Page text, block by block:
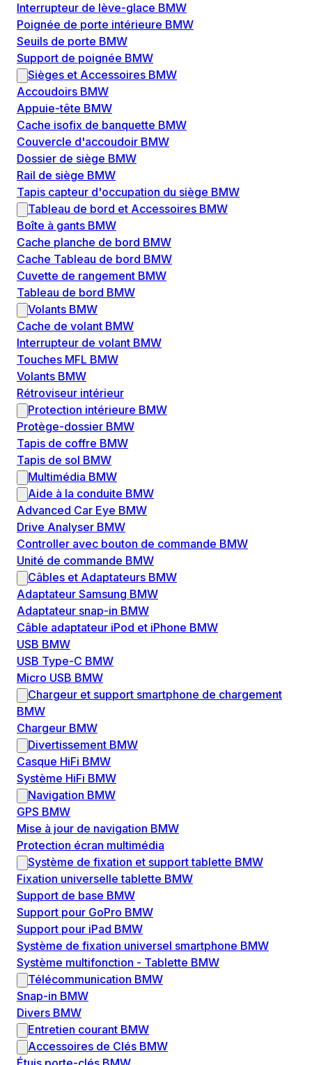
Interrupteur de lève-glace BMW
Poignée de porte intérieure BMW
Seuils de porte BMW
Support de poignée BMW
Sièges et Accessoires BMW
Accoudoirs BMW
Appuie-tête BMW
Cache isofix de banquette BMW
Couvercle d'accoudoir BMW
Dossier de siège BMW
Rail de siège BMW
Tapis capteur d'occupation du siège BMW
Tableau de bord et Accessoires BMW
Boîte à gants BMW
Cache planche de bord BMW
Cache Tableau de bord BMW
Cuvette de rangement BMW
Tableau de bord BMW
Volants BMW
Cache de volant BMW
Interrupteur de volant BMW
Touches MFL BMW
Volants BMW
Rétroviseur intérieur
Protection intérieure BMW
Protège-dossier BMW
Tapis de coffre BMW
Tapis de sol BMW
Multimédia BMW
Aide à la conduite BMW
Advanced Car Eye BMW
Drive Analyser BMW
Controller avec bouton de commande BMW
Unité de commande BMW
Câbles et Adaptateurs BMW
Adaptateur Samsung BMW
Adaptateur snap-in BMW
Câble adaptateur iPod et iPhone BMW
USB BMW
USB Type-C BMW
Micro USB BMW
Chargeur et support smartphone de chargement
BMW
Chargeur BMW
Divertissement BMW
Casque HiFi BMW
Système HiFi BMW
Navigation BMW
GPS BMW
Mise à jour de navigation BMW
Protection écran multimédia
Système de fixation et support tablette BMW
Fixation universelle tablette BMW
Support de base BMW
Support pour GoPro BMW
Support pour iPad BMW
Système de fixation universel smartphone BMW
Système multifonction - Tablette BMW
Télécommunication BMW
Snap-in BMW
Divers BMW
Entretien courant BMW
Accessoires de Clés BMW